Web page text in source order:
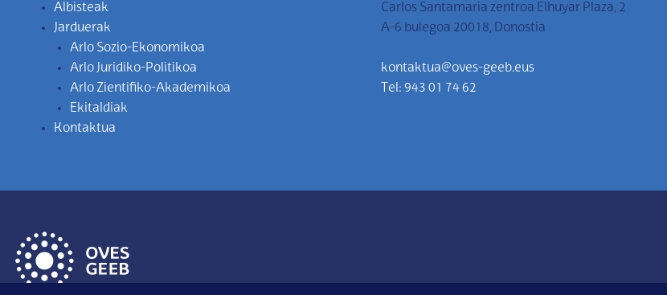
Albisteak
Jarduerak
Arlo Sozio-Ekonomikoa
Arlo Juridiko-Politikoa
Arlo Zientifiko-Akademikoa
Ekitaldiak
Kontaktua
Carlos Santamaria zentroa Elhuyar Plaza, 2
A-6 bulegoa 20018, Donostia
kontaktua@oves-geeb.eus
Tel: 943 01 74 62